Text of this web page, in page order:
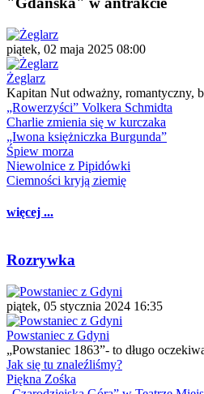
piątek, 02 maja 2025 08:00
Żeglarz
Kapitan Nut odważny, romantyczny,
„Rowerzyści” Volkera Schmidta
Charlie zmienia się w kurczaka
„Iwona księżniczka Burgunda”
Śpiew morza
Niewolnice z Pipidówki
Ciemności kryją ziemię
więcej ...
Rozrywka
piątek, 05 stycznia 2024 16:35
Powstaniec z Gdyni
„Powstaniec 1863”- to długo
Jak się tu znaleźliśmy?
Piękna Zośka